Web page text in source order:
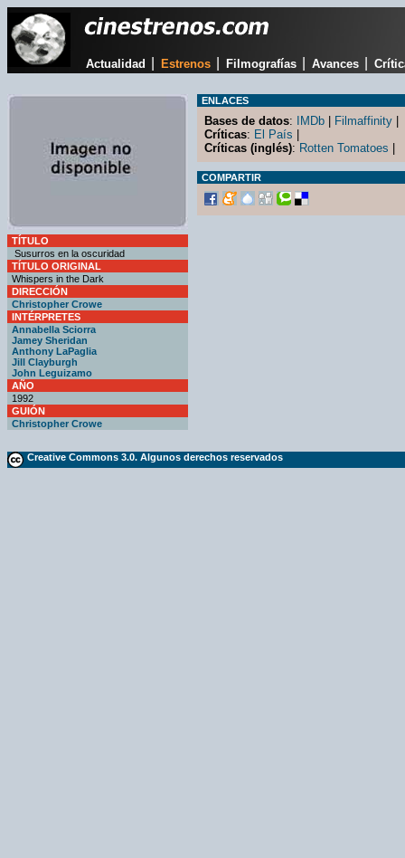
Actualidad Estrenos Filmografías Avances
TÍTULO
Susurros en la oscuridad
TÍTULO ORIGINAL
Whispers in the Dark
DIRECCIÓN
Christopher Crowe
INTÉRPRETES
Annabella Sciorra
Jamey Sheridan
Anthony LaPaglia
Jill Clayburgh
John Leguizamo
AÑO
1992
GUIÓN
Christopher Crowe
ENLACES
Bases de datos: IMDb Filmaffinity
Críticas: El País
Críticas (inglés): Rotten Tomatoes
COMPARTIR
Creative Commons 3.0. Algunos derechos reservados